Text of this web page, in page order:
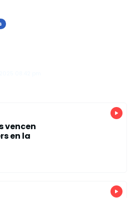
vencen
en la